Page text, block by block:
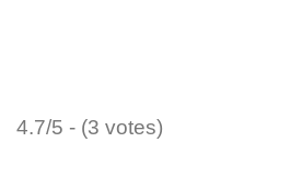
4.7/5 - (3 votes)